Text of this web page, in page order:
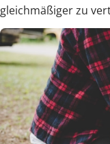
gleichmäßiger zu